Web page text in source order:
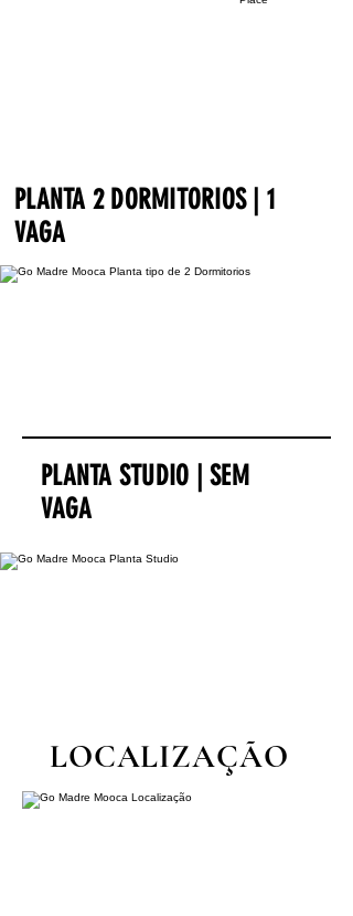
PLANTA 2 DORMITORIOS | 1
VAGA
PLANTA STUDIO | SEM
VAGA
LOCALIZAÇÃO